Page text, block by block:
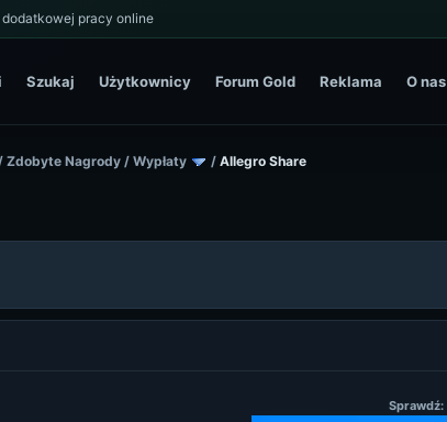
pracy online
Szukaj Użytkownicy Forum Gold Reklama O nas
Zdobyte Nagrody / Wypłaty / Allegro Share
Sprawdź: